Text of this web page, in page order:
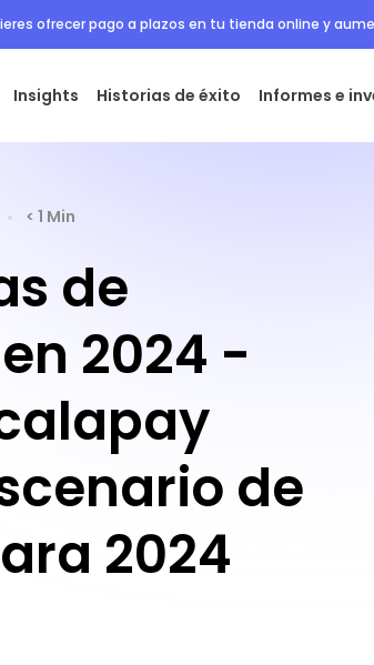
ofrecer pago a plazos en tu tienda online y
Insights Historias de éxito Informes e
< 1 Min
de
2024 -
de
2024